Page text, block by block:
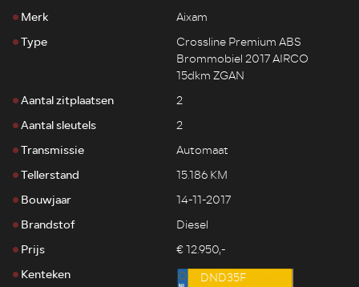
Merk
Aixam
Type
Crossline Premium ABS
Brommobiel 2017 AIRCO
15dkm ZGAN
Aantal zitplaatsen
2
Aantal sleutels
2
Transmissie
Automaat
Tellerstand
15.186 KM
Bouwjaar
14-11-2017
Brandstof
Diesel
Prijs
€ 12.950,-
Kenteken
DND35F